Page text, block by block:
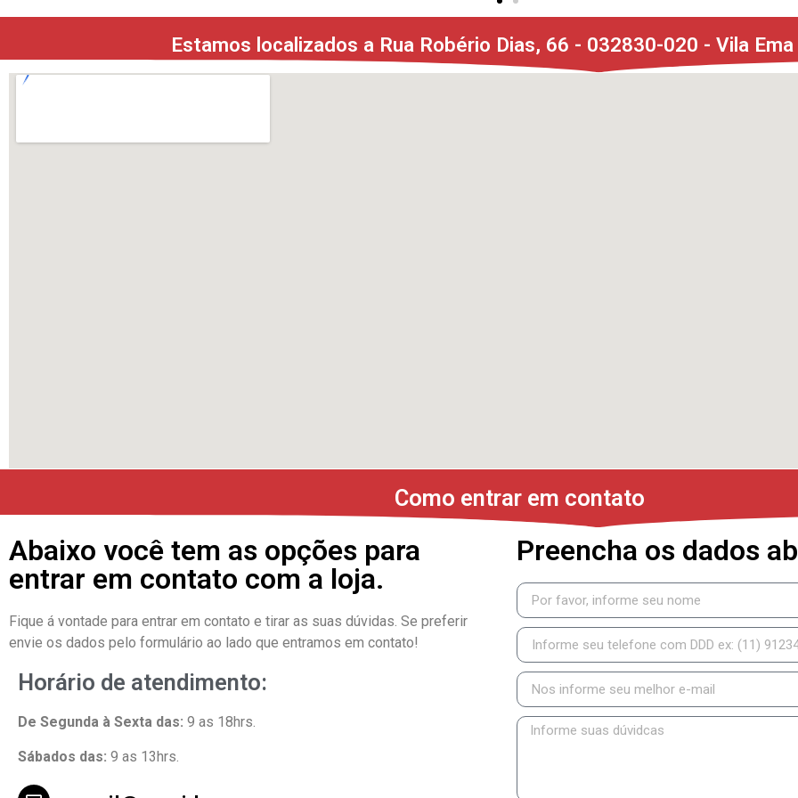
Estamos localizados a Rua Robério Dias, 66 - 032830-020 - Vila Ema
Como entrar em contato
Abaixo você tem as opções para
entrar em contato com a loja.
Fique á vontade para entrar em contato e tirar as suas dúvidas. Se preferir
envie os dados pelo formulário ao lado que entramos em contato!
Horário de atendimento:
De Segunda à Sexta das: 9 as 18hrs.
Sábados das: 9 as 13hrs.
Preencha os dados